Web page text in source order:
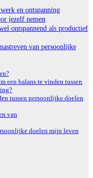
en ontspanning
jezelf nemen
ontspannend als productief
van persoonlijke
een balans te vinden tussen
tussen persoonlijke doelen
van
doelen mijn leven